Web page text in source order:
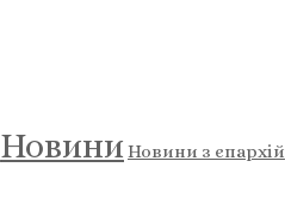
Новини Новини з єпархій